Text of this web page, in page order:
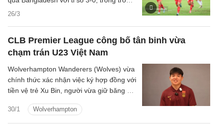
26/3
trận giao hữu quốc tế diễn ra tối qua 26/3
CLB Premier League công bố tân binh vừa
chạm trán U23 Việt Nam
30/1 Wolverhampton
Wolverhampton Wanderers (Wolves) vừa
chính thức xác nhận việc ký hợp đồng với
tiền vệ trẻ Xu Bin, người vừa giữ băng đội
châu Á vừa qua.